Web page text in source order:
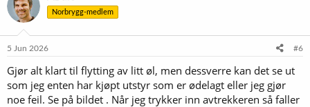
s
j
o
e
:
Norbrygg-medlem
5 Jun 2026 #6
Gjør alt klart til flytting av litt øl, men dessverre kan det se ut
som jeg enten har kjøpt utstyr som er ødelagt eller jeg gjør
noe feil. Se på bildet . Når jeg trykker inn avtrekkeren så faller